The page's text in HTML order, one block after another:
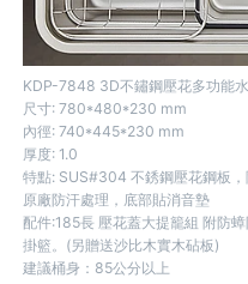
KDP-7848 3D不鏽鋼壓花多功能
尺寸: 780*480*230 mm
內徑: 740*445*230 mm
厚度: 1.0
特點: SUS#304 不銹鋼壓花鋼板
原廠防汗處理，底部貼消音墊
配件:185長 壓花蓋大提籠組 附防
掛籃。(另贈送沙比木實木砧板)
建議桶身：85公分以上